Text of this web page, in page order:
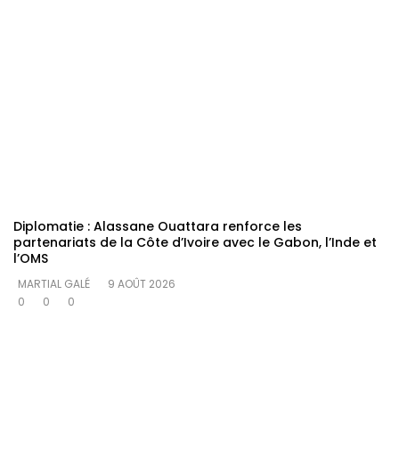
Diplomatie : Alassane Ouattara renforce les
partenariats de la Côte d’Ivoire avec le Gabon, l’Inde et
l’OMS
MARTIAL GALÉ
9 AOÛT 2026
0
0 0